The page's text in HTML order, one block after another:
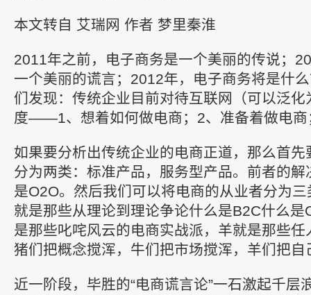
本文转自 艾瑞网 作者 梦里秦淮
2011年之前，电子商务是一个美丽的传说；
一个美丽的谎言；2012年，电子商务将是什
们发现：传统企业目前对待互联网（可以泛
度——1、想着如何做电商；2、准备着做电商
如果要分析出传统企业的电商正道，那么首
分为两类：标准产品，服务型产品。前者的
是O2O。然后我们可以将电商的从业者分为
就是那些从理论到理论争论什么是B2C什么是
是那些叱咤风云的电商实战派，羊就是那些
猪们把概念搅浑，牛们把市场搅浑，羊们把自
近一阶段，毕胜的“电商谎言论”一石激起千层